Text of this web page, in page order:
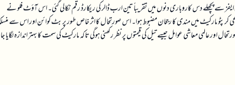
سے پچھلے دس کاروباری دنوں میں تقریباً تین ارب ڈالر کی ریکارڈ رقم نکالی گئی۔ اس آؤٹ فلو نے
کرپٹو مارکیٹ میں مندی کا رجحان مضبوط ہوا۔ اس صورتحال کا اثر خاص طور پر بٹ کوائن اور اس سے
اور عالمی معاشی عوامل جیسے تیل کی قیمتوں پر نظر رکھنی ہوگی تاکہ مارکیٹ کی سمت کا بہتر اندازہ لگایا جا